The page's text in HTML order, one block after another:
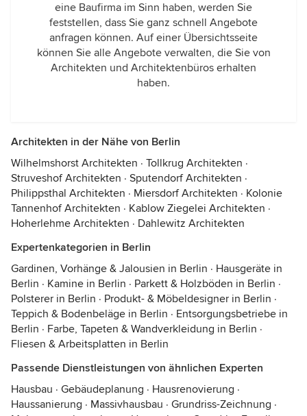
eine Baufirma im Sinn haben, werden Sie
feststellen, dass Sie ganz schnell Angebote
anfragen können. Auf einer Übersichtsseite
können Sie alle Angebote verwalten, die Sie von
Architekten und Architektenbüros erhalten
haben.
Architekten in der Nähe von Berlin
Wilhelmshorst Architekten · Tollkrug Architekten ·
Struveshof Architekten · Sputendorf Architekten ·
Philippsthal Architekten · Miersdorf Architekten · Kolonie
Tannenhof Architekten · Kablow Ziegelei Architekten ·
Hoherlehme Architekten · Dahlewitz Architekten
Expertenkategorien in Berlin
Gardinen, Vorhänge & Jalousien in Berlin · Hausgeräte in
Berlin · Kamine in Berlin · Parkett & Holzböden in Berlin ·
Polsterer in Berlin · Produkt- & Möbeldesigner in Berlin ·
Teppich & Bodenbeläge in Berlin · Entsorgungsbetriebe in
Berlin · Farbe, Tapeten & Wandverkleidung in Berlin ·
Fliesen & Arbeitsplatten in Berlin
Passende Dienstleistungen von ähnlichen Experten
Hausbau · Gebäudeplanung · Hausrenovierung ·
Haussanierung · Massivhausbau · Grundriss-Zeichnung ·